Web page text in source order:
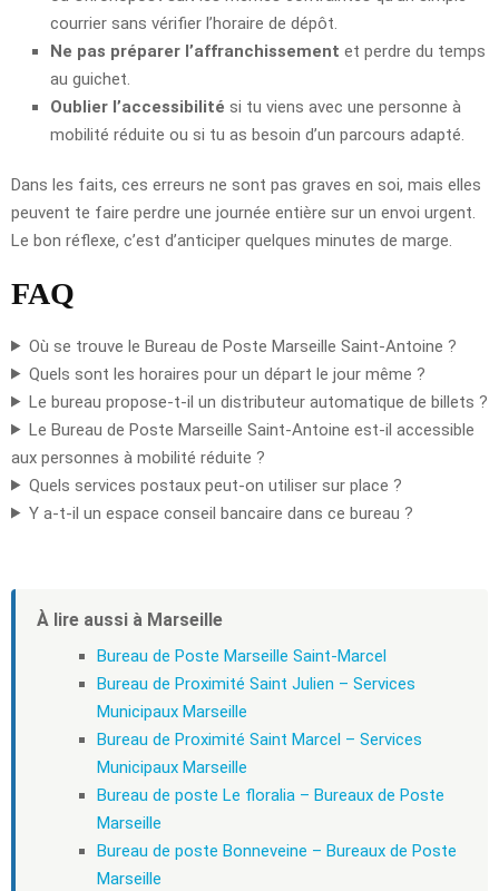
courrier sans vérifier l’horaire de dépôt.
Ne pas préparer l’affranchissement et perdre du temps
au guichet.
Oublier l’accessibilité si tu viens avec une personne à
mobilité réduite ou si tu as besoin d’un parcours adapté.
Dans les faits, ces erreurs ne sont pas graves en soi, mais elles
peuvent te faire perdre une journée entière sur un envoi urgent.
Le bon réflexe, c’est d’anticiper quelques minutes de marge.
FAQ
Où se trouve le Bureau de Poste Marseille Saint-Antoine ?
Quels sont les horaires pour un départ le jour même ?
Le bureau propose-t-il un distributeur automatique de billets ?
Le Bureau de Poste Marseille Saint-Antoine est-il accessible
aux personnes à mobilité réduite ?
Quels services postaux peut-on utiliser sur place ?
Y a-t-il un espace conseil bancaire dans ce bureau ?
À lire aussi à Marseille
Bureau de Poste Marseille Saint-Marcel
Bureau de Proximité Saint Julien – Services
Municipaux Marseille
Bureau de Proximité Saint Marcel – Services
Municipaux Marseille
Bureau de poste Le floralia – Bureaux de Poste
Marseille
Bureau de poste Bonneveine – Bureaux de Poste
Marseille